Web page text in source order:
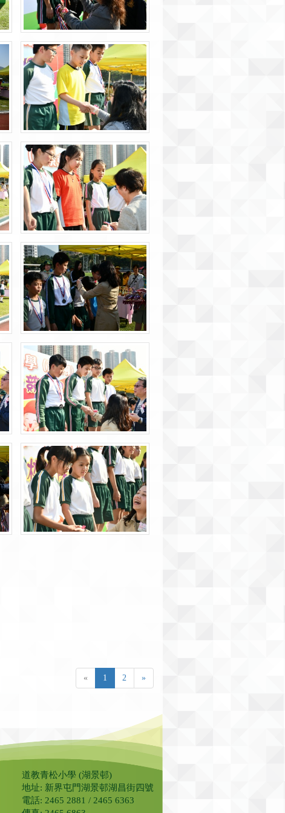
« 1 2 »
道教青松小學 (湖景邨)
地址: 新界屯門湖景邨湖昌街四號
電話: 2465 2881 / 2465 6363